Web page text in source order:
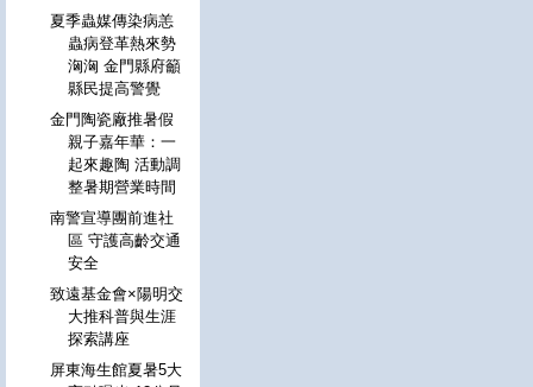
夏季蟲媒傳染病恙
蟲病登革熱來勢
洶洶 金門縣府籲
縣民提高警覺
金門陶瓷廠推暑假
親子嘉年華：一
起來趣陶 活動調
整暑期營業時間
南警宣導團前進社
區 守護高齡交通
安全
致遠基金會×陽明交
大推科普與生涯
探索講座
屏東海生館夏暑5大